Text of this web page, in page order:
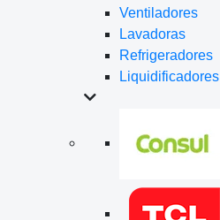
Ventiladores
Lavadoras
Refrigeradores
Liquidificadores